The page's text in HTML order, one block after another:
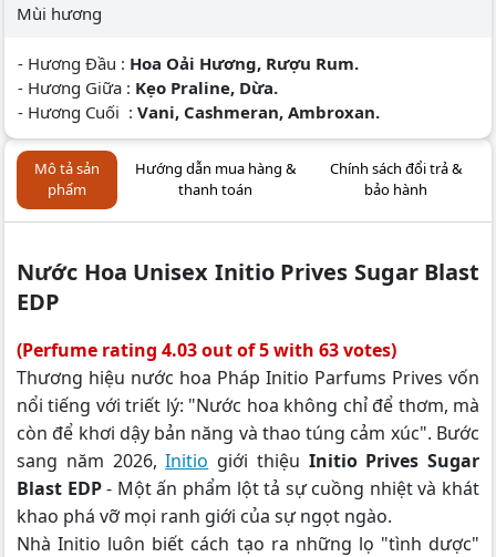
Mô tả sản
phẩm
Hướng dẫn mua hàng &
thanh toán
Chính sách đổi trả &
bảo hành
Nước Hoa Unisex Initio Prives Sugar Blast
EDP
(Perfume rating 4.03 out of 5 with 63 votes)
Thương hiệu nước hoa Pháp Initio Parfums Prives vốn
nổi tiếng với triết lý: "Nước hoa không chỉ để thơm, mà
còn để khơi dậy bản năng và thao túng cảm xúc". Bước
sang năm 2026,Initio giới thiệu Initio Prives Sugar
Blast EDP- Một ấn phẩm lột tả sự cuồng nhiệt và khát
khao phá vỡ mọi ranh giới của sự ngọt ngào.
Nhà Initio luôn biết cách tạo ra những lọ "tình dược"
Mùi hương
- Hương Đầu : Hoa Oải Hương, Rượu Rum.
- Hương Giữa : Kẹo Praline, Dừa.
- Hương Cuối : Vani, Cashmeran, Ambroxan.